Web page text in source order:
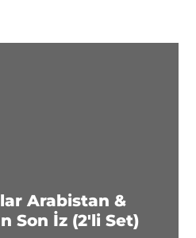
Arabistan &
Son İz (2'li Set)